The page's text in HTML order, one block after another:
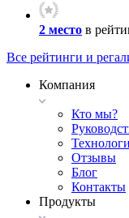
2 место в
Все рейтинги и
Компания
Кто мы?
Отзывы
Блог
Контакты
Продукты